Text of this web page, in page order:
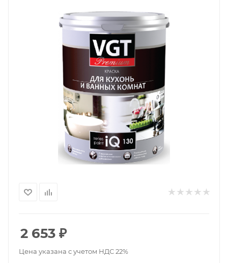
2 653 ₽
Цена указана с учетом НДС 22%